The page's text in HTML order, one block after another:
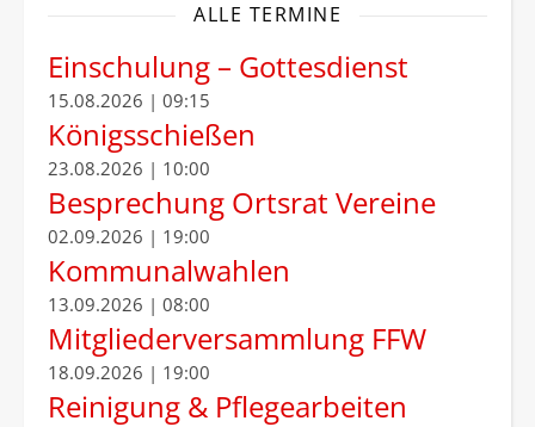
ALLE TERMINE
Einschulung – Gottesdienst
15.08.2026 | 09:15
Königsschießen
23.08.2026 | 10:00
Besprechung Ortsrat Vereine
02.09.2026 | 19:00
Kommunalwahlen
13.09.2026 | 08:00
Mitgliederversammlung FFW
18.09.2026 | 19:00
Reinigung & Pflegearbeiten